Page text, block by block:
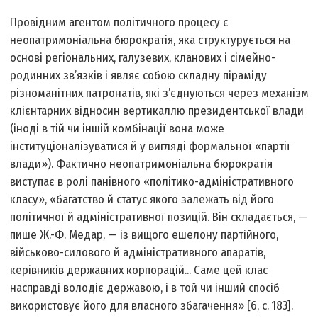
Провідним агентом політичного процесу є
неопатримоніальна бюрократія, яка структурується на
основі регіональних, галузевих, кланових і сімейно-
родинних зв’язків і являє собою складну піраміду
різноманітних патронатів, які з’єднуються через механізм
клієнтарних відносин вертикаллю президентської влади
(іноді в тій чи іншій комбінації вона може
інституціоналізуватися й у вигляді формальної «партії
влади»). Фактично неопатримоніальна бюрократія
виступає в ролі панівного «політико-адміністративного
класу», «багатство й статус якого залежать від його
політичної й адміністративної позицій. Він складається, —
пише Ж.-Ф. Медар, — із вищого ешелону партійного,
військово-силового й адміністративного апаратів,
керівників державних корпорацій... Саме цей клас
насправді володіє державою, і в той чи інший спосіб
використовує його для власного збагачення» [6, с. 183].